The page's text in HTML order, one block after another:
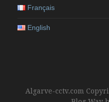
Français
English
Algarve-cctv.com